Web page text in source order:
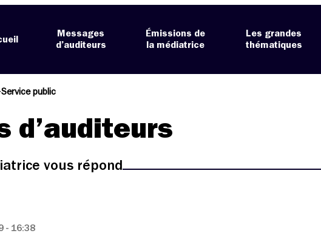
Messages
d’auditeurs
Émissions de
la médiatrice
Les grandes
thématiques
Service public
d’auditeurs
vous répond
- 16:38